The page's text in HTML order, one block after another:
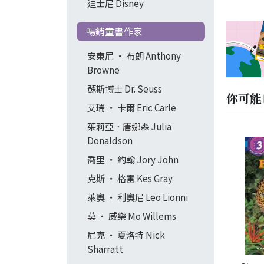
迪士尼 Disney
暢銷童書作家
安東尼 ‧ 布朗 Anthony
Browne
蘇斯博士 Dr. Seuss
艾瑞 ‧ 卡爾 Eric Carle
茱莉亞．唐娜森 Julia
Donaldson
喬里 ‧ 約翰 Jory John
克斯 ‧ 格雷 Kes Gray
萊奧 ‧ 利奧尼 Leo Lionni
莫 ‧ 威樂 Mo Willems
尼克 ‧ 夏洛特 Nick
Sharratt
你可